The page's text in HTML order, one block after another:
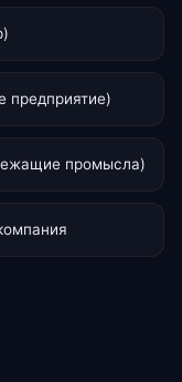
предприятие)
промысла)